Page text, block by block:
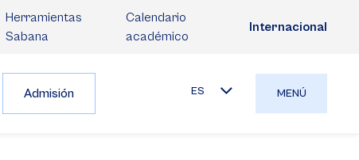
Herramientas
Sabana
Calendario
académico
Internacional
Admisión ES MENÚ